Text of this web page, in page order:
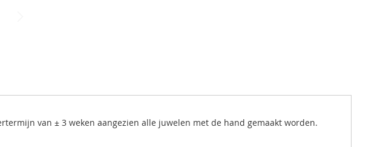
van ± 3 weken aangezien alle juwelen met de hand gemaakt worden.